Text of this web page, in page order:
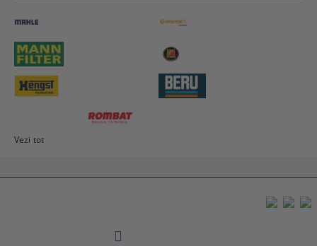
Vezi tot